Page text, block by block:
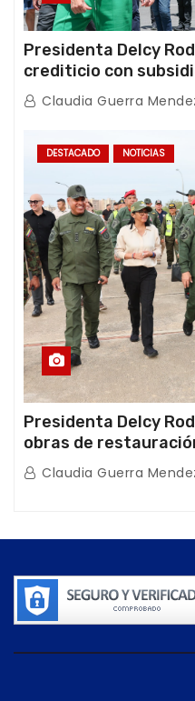
Presidenta Delcy
crediticio con
con Juntas de
Claudia Guerra
DESTACADO NOTICIAS
Presidenta Delcy
obras de
afectaciones
Claudia Guerra